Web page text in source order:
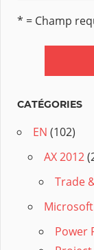
* = Champ
CATÉGORIES
EN (102)
AX 2012
Trade
Power